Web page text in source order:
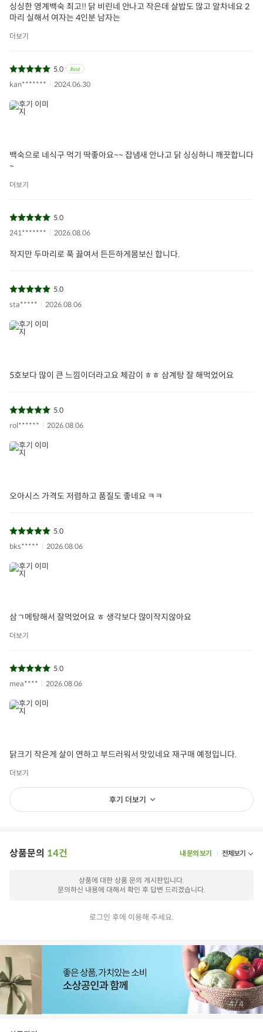
싱싱한 영계백숙 최고!! 닭 비린네 안나고 작은데 살밥도 많고 알차네요 2
마리 실해서 여자는 4인분 남자는
더보기
5.0
kan*******
2024.06.30
백숙으로 네식구 먹기 딱좋아요~~ 잡냄새 안나고 닭 싱싱하니 깨끗합니다
~
더보기
5.0
241*******
2026.08.06
작지만 두마리로 푹 끓여서 든든하게몸보신 합니다.
5.0
sta*****
2026.08.06
5호보다 많이 큰 느낌이더라고요 체감이 ㅎㅎ 삼계탕 잘 해먹었어요
5.0
rol******
2026.08.06
오아시스 가격도 저렴하고 품질도 좋네요 ㅋㅋ
5.0
bks*****
2026.08.06
삼ㄱ메탕해서 잘먹었어요 ㅎ 생각보다 많이작지않아요
더보기
5.0
mea****
2026.08.06
닭크기 작은게 살이 연하고 부드러워서 맛있네요 재구매 예정입니다.
더보기
후기 더보기
상품문의 14건 내 문의 보기 전체보기
상품에 대한 상품 문의 게시판입니다.
문의하신 내용에 대해서 확인 후 답변 드리겠습니다.
로그인 후에 이용해 주세요.
4/4